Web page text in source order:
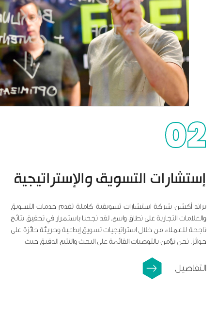
02
إستشارات التسويق والإستراتيجية
براند أكشن شركة استشارات تسويقية كاملة تقدم خدمات التسويق
والعلامات التجارية على نطاق واسع. لقد نجحنا باستمرار في تحقيق نتائج
ناجحة للعملاء من خلال استراتيجيات تسويق إبداعية وجريئة حائزة على
جوائز. نحن نؤمن بالتوصيات القائمة على البحث والتتبع الدقيق حيث
التفاصيل